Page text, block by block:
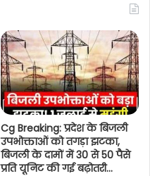
Cg Breaking: प्रदेश के बिजली
उपभोक्ताओं को तगड़ा झटका,
बिजली के दामों में 30 से 50 पैसे
प्रति यूनिट की गई बढ़ोतरी…